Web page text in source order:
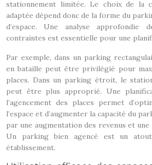
stationnement limitée. Le choix de la
adaptée dépend donc de la forme du
d’espace. Une analyse approfondie
contraintes est essentielle pour une
Par exemple, dans un parking
en bataille peut être privilégié pour
places. Dans un parking étroit, le
peut être plus approprié. Une
l’agencement des places permet
l’espace et d’augmenter la capacité du
par une augmentation des revenus et
Un parking bien agencé est un
établissement.